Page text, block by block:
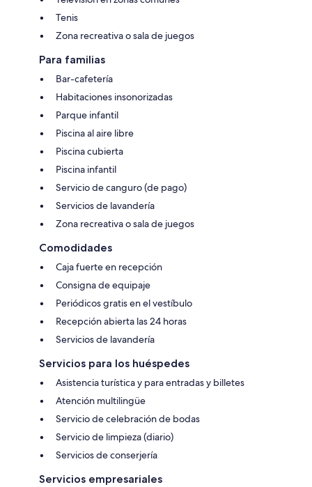
Tenis
Zona recreativa o sala de juegos
Para familias
Bar-cafetería
Habitaciones insonorizadas
Parque infantil
Piscina al aire libre
Piscina cubierta
Piscina infantil
Servicio de canguro (de pago)
Servicios de lavandería
Zona recreativa o sala de juegos
Comodidades
Caja fuerte en recepción
Consigna de equipaje
Periódicos gratis en el vestíbulo
Recepción abierta las 24 horas
Servicios de lavandería
Servicios para los huéspedes
Asistencia turística y para entradas y billetes
Atención multilingüe
Servicio de celebración de bodas
Servicio de limpieza (diario)
Servicios de conserjería
Servicios empresariales